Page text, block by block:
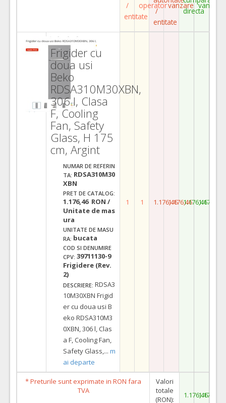
/
entitate
operator
/
entitate
vanzare
directa
vanzare
Frigider cu
doua usi
Beko
RDSA310M30XBN,
306 l, Clasa
F, Cooling
Fan, Safety
Glass, H 175
cm, Argint
NUMAR DE REFERIN
TA: RDSA310M30
XBN
PRET DE CATALOG:
1.176,46 RON /
Unitate de mas
ura
UNITATE DE MASU
RA: bucata
COD SI DENUMIRE
CPV: 39711130-9
Frigidere (Rev.
2)
DESCRIERE: RDSA3
10M30XBN Frigid
er cu doua usi B
eko RDSA310M3
0XBN, 306 l, Clas
a F, Cooling Fan,
Safety Glass, ... m
ai departe
1 1 1.176,461.176,461.176,461.176,46
* Preturile sunt exprimate in RON fara
TVA
Valori
totale
(RON):
1.176,461.176,46